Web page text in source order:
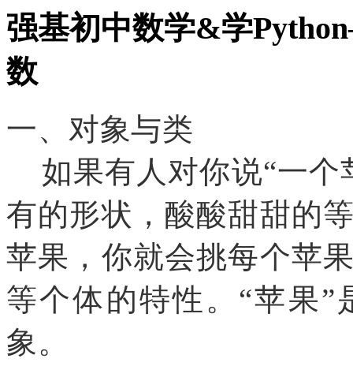
强基初中数学&学
数
一、对象与类
如果有人对你说“一个
有的形状，酸酸甜甜的
苹果，你就会挑每个苹
等个体的特性。“苹果”
象。